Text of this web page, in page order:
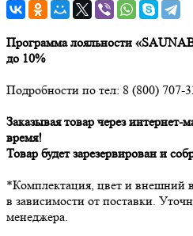
Программа лояльности
до 10%
Подробности по тел: 8 (800) 707-
Заказывая товар через
время!
Товар будет зарезервирован и
*Комплектация, цвет и внешний
в зависимости от поставки.
менеджера.